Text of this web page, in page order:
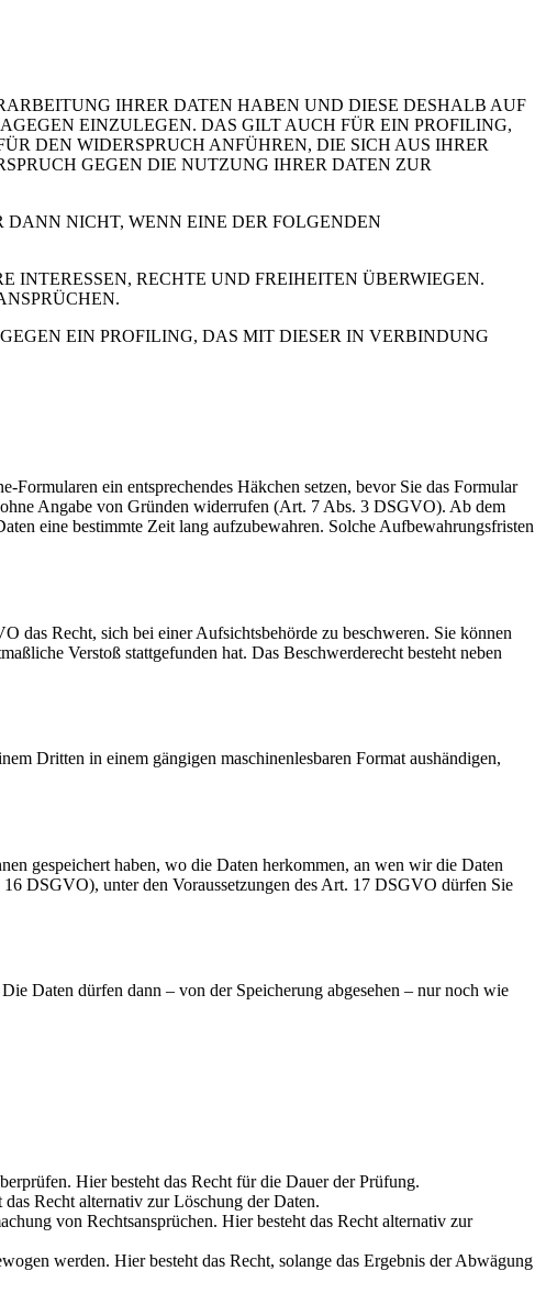
IHRER DATEN HABEN UND DIESE DESHALB AUF
EINZULEGEN. DAS GILT AUCH FÜR EIN PROFILING,
DEN WIDERSPRUCH ANFÜHREN, DIE SICH AUS IHRER
GEGEN DIE NUTZUNG IHRER DATEN ZUR
DANN NICHT, WENN EINE DER FOLGENDEN
RECHTE UND FREIHEITEN ÜBERWIEGEN.
EIN PROFILING, DAS MIT DIESER IN VERBINDUNG
ein entsprechendes Häkchen setzen, bevor Sie das Formular
Angabe von Gründen widerrufen (Art. 7 Abs. 3 DSGVO). Ab dem
eine bestimmte Zeit lang aufzubewahren. Solche Aufbewahrungsfristen
das Recht, sich bei einer Aufsichtsbehörde zu beschweren. Sie können
Verstoß stattgefunden hat. Das Beschwerderecht besteht neben
Dritten in einem gängigen maschinenlesbaren Format aushändigen,
gespeichert haben, wo die Daten herkommen, an wen wir die Daten
DSGVO), unter den Voraussetzungen des Art. 17 DSGVO dürfen Sie
Daten dürfen dann – von der Speicherung abgesehen – nur noch wie
Hier besteht das Recht für die Dauer der Prüfung.
Recht alternativ zur Löschung der Daten.
von Rechtsansprüchen. Hier besteht das Recht alternativ zur
werden. Hier besteht das Recht, solange das Ergebnis der Abwägung